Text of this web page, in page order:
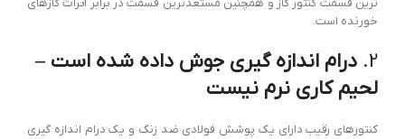
ترین قسمت کنتور گاز و همچنین مستعدترین قسمت در برابر اثرات گازهای
خورنده است.
2. درام اندازه گیری جوش داده شده است –
لحیم کاری نرم نیست
کنتورهای رقیب دارای یک پوشش فولادی ضد زنگ و یک درام اندازه گیری